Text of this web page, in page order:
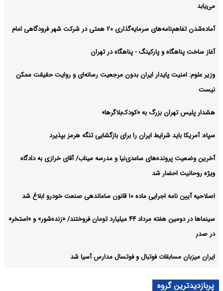
خبر فوری:
آرشیو
می‌یابد
آماده‌شدن تفاهم‌نامه‌های سرمایه‌گذاری ۲۰ همتی در شرکت شهر فرودگاهی امام
آغاز ساخت پناهگاه و پارکینگ - پناهگاه در تهران
وزیر علوم: امنیت پایدار ایران بدون مرجعیت رسانه‌ای و روایت حقیقت ممکن
نیست
هشدار پلیس تهران بزرگ به «کودک‌بلاگرها»
سپاه: آمریکا باید شرایط ایران را برای بازگشایی تنگه هرمز‌ بپذیرد
آخرین وضعیت پرونده‌های ساعدی‌نیا و مدرسه میناب/ آقای خرازی به دادگاه
ویژه روحانیت احضار شد
اصلاحیه آیین نامه اجرایی ماده ۱۰ قانون ساماندهی صنعت خودرو ابلاغ شد
سینماها در دومین هفته‌ مرداد ۴۴ میلیارد تومان فروختند/ «زنده‌شور» و «استخر»
در صدر
ایران میزبان مسابقات فوتبال و فوتسال مدارس آسیا شد
پربازدیدترین گروه